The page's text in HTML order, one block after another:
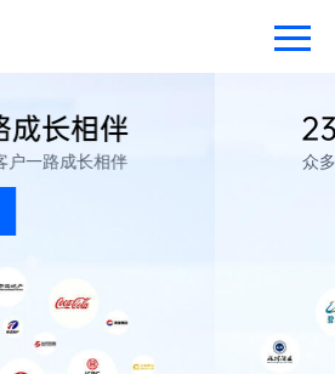
行·一路成长相伴
可，与10万+客户一路成长相伴